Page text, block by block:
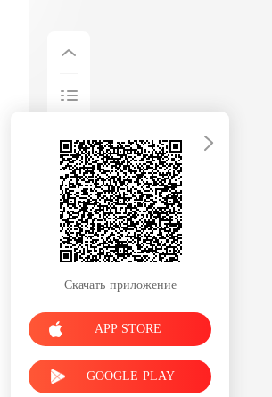
Скачать приложение
APP STORE
GOOGLE PLAY